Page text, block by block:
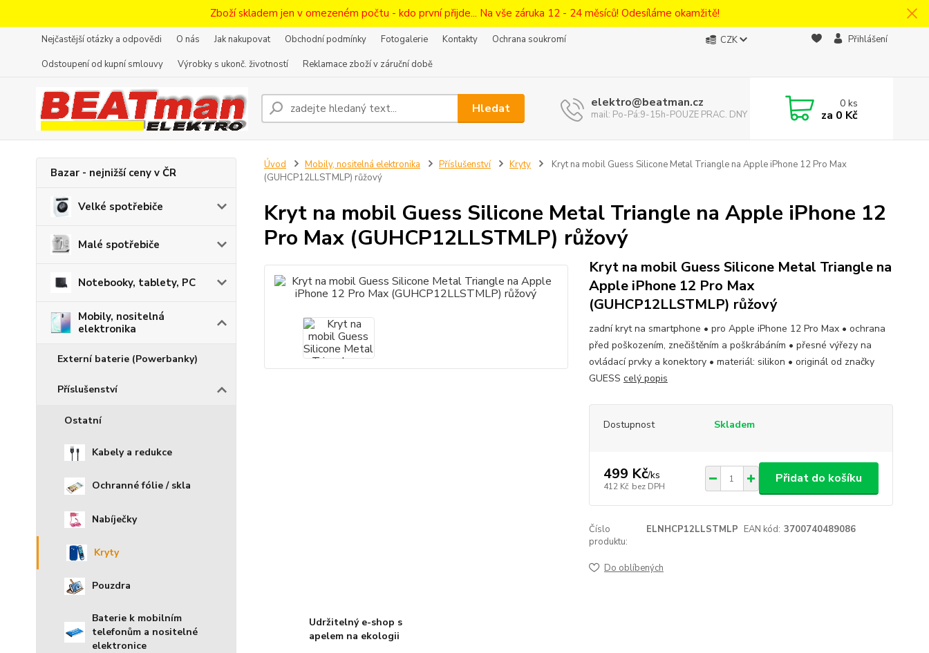
Zboží skladem jen v omezeném počtu - kdo první přijde... Na vše záruka 12 - 24 měsíců! Odesíláme okamžitě!
Nejčastější otázky a odpovědi O nás Jak nakupovat Obchodní podmínky Fotogalerie Kontakty
Ochrana soukromí
Odstoupení od kupní smlouvy
Výrobky s ukonč. životností Reklamace zboží v záruční době
CZK Přihlášení
Hledat elektro@beatman.cz
mail: Po-Pá:9-15h-POUZE PRAC. DNY
0ks
za 0 Kč
Bazar - nejnižší ceny v ČR
Velké spotřebiče
Malé spotřebiče
Notebooky, tablety, PC
Mobily, nositelná
elektronika
Externí baterie (Powerbanky)
Příslušenství
Ostatní
Kabely a redukce
Ochranné fólie / skla
Nabíječky
Kryty
Pouzdra
Baterie k mobilním
telefonům a nositelné
elektronice
Úvod Mobily, nositelná elektronika Příslušenství Kryty
Kryt na mobil Guess Silicone Metal Triangle na Apple iPhone 12 Pro Max
(GUHCP12LLSTMLP) růžový
Kryt na mobil Guess Silicone Metal Triangle na Apple iPhone 12
Pro Max (GUHCP12LLSTMLP) růžový
Kryt na mobil Guess Silicone Metal Triangle na
Apple iPhone 12 Pro Max
(GUHCP12LLSTMLP) růžový
zadní kryt na smartphone • pro Apple iPhone 12 Pro Max • ochrana
před poškozením, znečištěním a poškrábáním • přesné výřezy na
ovládací prvky a konektory • materiál: silikon • originál od značky
GUESS celý popis
Dostupnost Skladem
499 Kč/ks
412 Kč bez DPH
Přidat do košíku
Číslo
produktu:
ELNHCP12LLSTMLP EAN kód: 3700740489086
Do oblíbených
Udržitelný e-shop s
apelem na ekologii